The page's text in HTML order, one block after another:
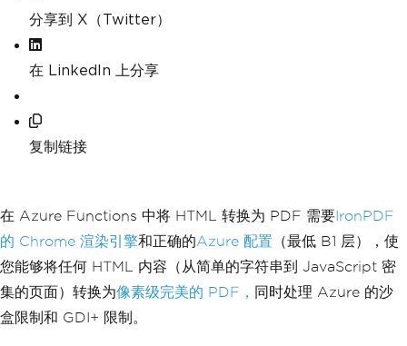
分享到 X（Twitter）
在 LinkedIn 上分享
复制链接
在 Azure Functions 中将 HTML 转换为 PDF 需要IronPDF
的 Chrome 渲染引擎和正确的Azure 配置 （最低 B1 层），使
您能够将任何 HTML 内容（从简单的字符串到 JavaScript 密
集的页面）转换为像素级完美的 PDF， 同时处理 Azure 的沙
盒限制和 GDI+ 限制。